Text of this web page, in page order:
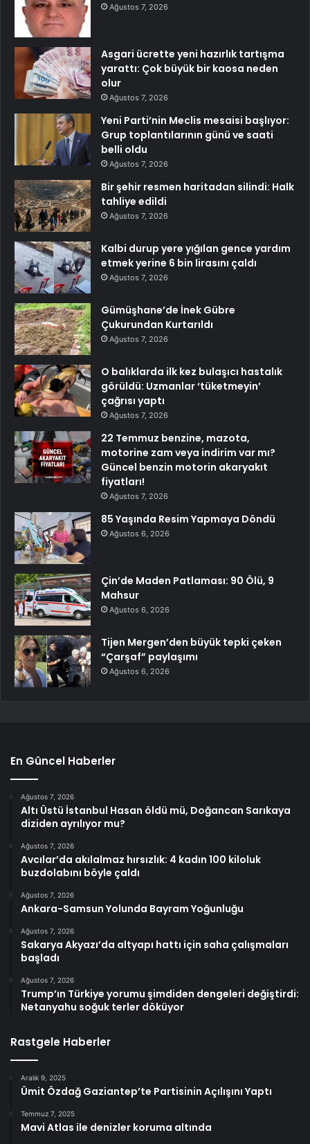
Ağustos 7, 2026
Asgari ücrette yeni hazırlık tartışma
yarattı: Çok büyük bir kaosa neden
olur
Ağustos 7, 2026
Yeni Parti’nin Meclis mesaisi başlıyor:
Grup toplantılarının günü ve saati
belli oldu
Ağustos 7, 2026
Bir şehir resmen haritadan silindi: Halk
tahliye edildi
Ağustos 7, 2026
Kalbi durup yere yığılan gence yardım
etmek yerine 6 bin lirasını çaldı
Ağustos 7, 2026
Gümüşhane’de İnek Gübre
Çukurundan Kurtarıldı
Ağustos 7, 2026
O balıklarda ilk kez bulaşıcı hastalık
görüldü: Uzmanlar ‘tüketmeyin’
çağrısı yaptı
Ağustos 7, 2026
22 Temmuz benzine, mazota,
motorine zam veya indirim var mı?
Güncel benzin motorin akaryakıt
fiyatları!
Ağustos 7, 2026
85 Yaşında Resim Yapmaya Döndü
Ağustos 6, 2026
Çin’de Maden Patlaması: 90 Ölü, 9
Mahsur
Ağustos 6, 2026
Tijen Mergen’den büyük tepki çeken
“Çarşaf” paylaşımı
Ağustos 6, 2026
En Güncel Haberler
Ağustos 7, 2026
Altı Üstü İstanbul Hasan öldü mü, Doğancan Sarıkaya
diziden ayrılıyor mu?
Ağustos 7, 2026
Avcılar’da akılalmaz hırsızlık: 4 kadın 100 kiloluk
buzdolabını böyle çaldı
Ağustos 7, 2026
Ankara-Samsun Yolunda Bayram Yoğunluğu
Ağustos 7, 2026
Sakarya Akyazı’da altyapı hattı için saha çalışmaları
başladı
Ağustos 7, 2026
Trump’ın Türkiye yorumu şimdiden dengeleri değiştirdi:
Netanyahu soğuk terler döküyor
Rastgele Haberler
Aralık 9, 2025
Ümit Özdağ Gaziantep’te Partisinin Açılışını Yaptı
Temmuz 7, 2025
Mavi Atlas ile denizler koruma altında